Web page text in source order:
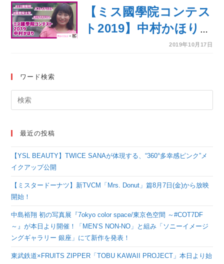
【ミス國學院コンテス
ト2019】中村かほり
さんにインタビュー！
ので実践している」
2019年10月17日
ワード検索
最近の投稿
【YSL BEAUTY】TWICE SANAが体現する、“360°多幸感ピンク”メ
イクアップ公開
【ミスタードーナツ】新TVCM「Mrs. Donut」篇8月7日(金)から放映
開始！
中島裕翔 初の写真展『7okyo color space/東京色空間 ～#COT7DF
～』が本日より開催！「MEN’S NON-NO」と組み「ソニーイメージ
ングギャラリー 銀座」にて新作を発表！
東武鉄道×FRUITS ZIPPER「TOBU KAWAII PROJECT」本日より始